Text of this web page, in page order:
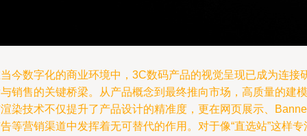
今数字化的商业环境中，3C数码产品的视觉呈现已成为连接
销售的关键桥梁。从产品概念到最终推向市场，高质量的建模
染技术不仅提升了产品设计的精准度，更在网页展示、
等营销渠道中发挥着无可替代的作用。对于像“直选站”这样专